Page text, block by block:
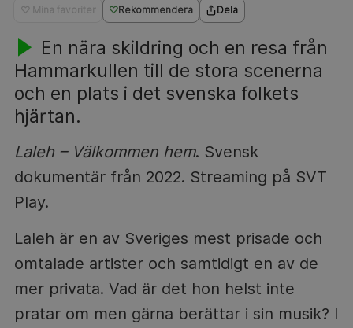
♡ Mina favoriter Rekommendera Dela
En nära skildring och en resa från
Hammarkullen till de stora scenerna
och en plats i det svenska folkets
hjärtan.
Laleh – Välkommen hem. Svensk
dokumentär från 2022. Streaming på SVT
Play.
Laleh är en av Sveriges mest prisade och
omtalade artister och samtidigt en av de
mer privata. Vad är det hon helst inte
pratar om men gärna berättar i sin musik? I